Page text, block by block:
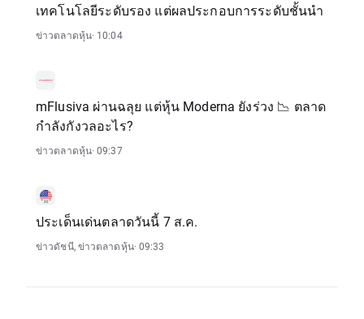
เทคโนโลยีระดับรอง แต่ผลประกอบการระดับชั้นนำ
ข่าวตลาดหุ้น· 10:04
mFlusiva ผ่านฉลุย แต่หุ้น Moderna ยังร่วง 📉 ตลาด
กำลังกังวลอะไร?
ข่าวตลาดหุ้น· 09:37
ประเด็นเด่นตลาดวันนี้ 7 ส.ค.
ข่าวดัชนี,ข่าวตลาดหุ้น· 09:33